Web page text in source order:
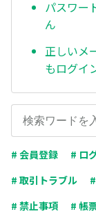
パスワー
ん
正しいメ
もログイ
# 会員登録 # ロ
# 取引トラブル
# 禁止事項
# 帳